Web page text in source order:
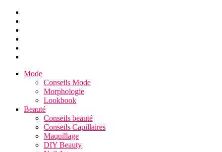
Mode
Conseils Mode
Morphologie
Lookbook
Beauté
Conseils beauté
Conseils Capillaires
Maquillage
DIY Beauty